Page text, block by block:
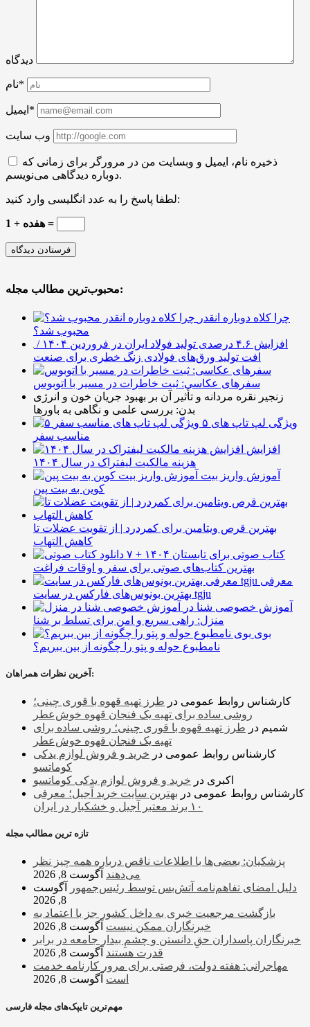
دیدگاه
نام*
ایمیل*
وب سایت
ذخیره نام، ایمیل و وبسایت من در مرورگر برای زمانی که
دوباره دیدگاهی می‌نویسم.
لطفا پاسخ را به عدد انگلیسی وارد کنید:
1 + هفده =
محبوب‌ترین مطالب مجله:
چرا کلاه دوباره انقدر
محبوب شد؟
افزایش ۴.۶ درصدی تولید فولاد ایران در فروردین ۱۴۰۴ /
افت تولید ورق‌های فولادی زنگ خطری برای صنعت
سفرهای عکاسی: ثبت خاطرات در مسیر با اتوبوس
زنجیر نقره مردانه و تأثیر آن بر بهبود جریان خون و انرژی
بدن: بررسی علمی و نگاهی به باورها
۵ ویژگی لپ تاپ های
مناسب سفر
افزایش
هزینه مالکیت لیفتراک در سال ۱۴۰۴
آموزش واریز بیت
کوین به بیت پین
بهترین قرص ویتامین برای کمردرد | از تقویت عضلات تا
کاهش التهاب
۷ کتاب صوتی برای تابستان ۱۴۰۴ +
بهترین کتاب‌های صوتی برای سفر و اوقات فراغت
معرفی
بهترین بونوس‌های فارکس در سایت tgju
آموزش خصوصی شنا در
منزل: راهی سریع و امن برای تسلط بر شنا
بوی
نامطبوع حوله و پتو را چگونه از بین ببریم؟
آخرین نظرات همراهان:
کارشناس روابط عمومی در طرز تهیه قهوه با قوری چینی؛
روشی ساده برای تهیه یک فنجان قهوه خوش‌عطر
شمیم در طرز تهیه قهوه با قوری چینی؛ روشی ساده برای
تهیه یک فنجان قهوه خوش‌عطر
کارشناس روابط عمومی در خرید و فروش لوازم یدکی
کوماتسو
اکبری در خرید و فروش لوازم یدکی کوماتسو
کارشناس روابط عمومی در بهترین سایت خرید آجیل؛ معرفی
۱۰ برند معتبر آجیل و خشکبار در ایران
تازه ترین مطالب مجله
پزشکیان: بعضی‌ها با اطلاعات ناقص درباره همه چیز نظر
می‌دهند آگوست 8, 2026
دلیل امضای تفاهم‌نامه آتش‌بس توسط رئیس‌جمهور
آگوست
8, 2026
بازگشت مرجعیت خبری به داخل کشور جز با اعتماد به
خبرنگاران ممکن نیست آگوست 8, 2026
‏خبرنگاران پاسداران حقِ دانستن و چشمِ بیدار جامعه در برابر
قدرت هستند آگوست 8, 2026
مهاجرانی: هفته دولت، فرصتی برای مرور کارنامه خدمت
است آگوست 8, 2026
مهم‌ترین تایپک‌های مجله فارسی